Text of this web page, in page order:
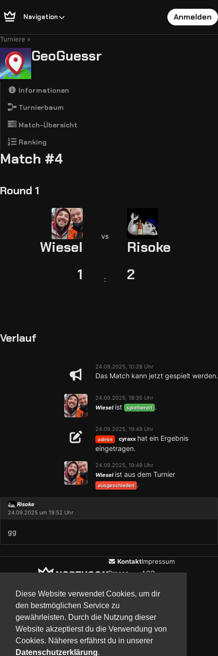
Diese Website verwendet Cookies, um dir
den bestmöglichen Service zu
gewährleisten. Durch die Nutzung dieser
Website akzeptierst du die Verwendung von
Cookies. Näheres erfährst du in unserer
Datenschutzerklärung.
Navigation Anmelden
Turniere
GeoGuessr
Informationen
Turnierbaum
Match-Übersicht
Ranking
Match #4
Round 1
Wiesel
vs
Risoke
1
: 2
Verlauf
24.09.2025, 10:28 Uhr
Das Match kann jetzt gespielt werden.
24.09.2025, 18:35 Uhr
Wiesel ist spielbereit .
24.09.2025, 19:49 Uhr
admin cyraxx hat ein Ergebnis
eingetragen.
24.09.2025, 19:49 Uhr
Wiesel ist aus dem Turnier
ausgeschieden .
Risoke
24.09.2025 um 19:52 Uhr
gg
Kontakt
Presse
Impressum
AGB
UpdatesCommunityMedia